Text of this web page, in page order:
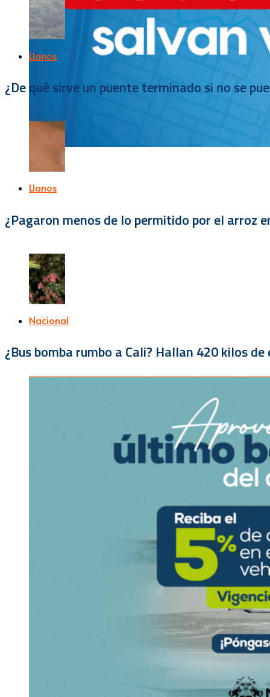
Llanos
¿De qué sirve un puente terminado si no se
Llanos
¿Pagaron menos de lo permitido por el arroz
Nacional
¿Bus bomba rumbo a Cali? Hallan 420 kilos